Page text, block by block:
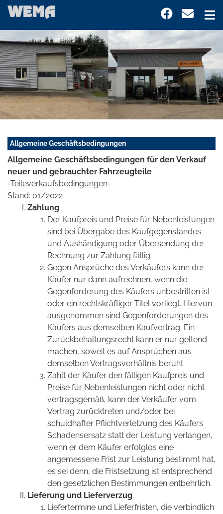
Allgemeine Geschäftsbedingungen
Allgemeine Geschäftsbedingungen für den Verkauf
neuer und gebrauchter Fahrzeugteile
-Teileverkaufsbedingungen-
Stand: 01/2022
Zahlung
Der Kaufpreis und Preise für Nebenleistungen
sind bei Übergabe des Kaufgegenstandes
und Aushändigung oder Übersendung der
Rechnung zur Zahlung fällig.
Gegen Ansprüche des Verkäufers kann der
Käufer nur dann aufrechnen, wenn die
Gegenforderung des Käufers unbestritten ist
oder ein rechtskräftiger Titel vorliegt. Hiervon
ausgenommen sind Gegenforderungen des
Käufers aus demselben Kaufvertrag. Ein
Zurückbehaltungsrecht kann er nur geltend
machen, soweit es auf Ansprüchen aus
demselben Vertragsverhältnis beruht.
Zahlt der Käufer den fälligen Kaufpreis und
Preise für Nebenleistungen nicht oder nicht
vertragsgemäß, kann der Verkäufer vom
Vertrag zurücktreten und/oder bei
schuldhafter Pflichtverletzung des Käufers
Schadensersatz statt der Leistung verlangen,
wenn er dem Käufer erfolglos eine
angemessene Frist zur Leistung bestimmt hat,
es sei denn, die Fristsetzung ist entsprechend
den gesetzlichen Bestimmungen entbehrlich.
Lieferung und Lieferverzug
Liefertermine und Lieferfristen, die verbindlich